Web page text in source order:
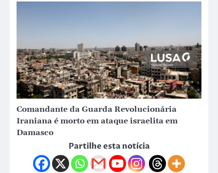
Comandante da Guarda Revolucionária
Iraniana é morto em ataque israelita em
Damasco
Partilhe esta notícia